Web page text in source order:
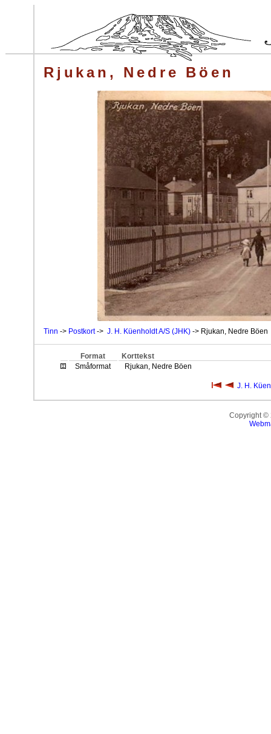
Rjukan, Nedre Böen
Tinn -> Postkort-> J. H. Küenholdt A/S (JHK) -> Rjukan, Nedre Böen
Format
Korttekst
Småformat
Rjukan, Nedre Böen
J. H.
Copyright ©